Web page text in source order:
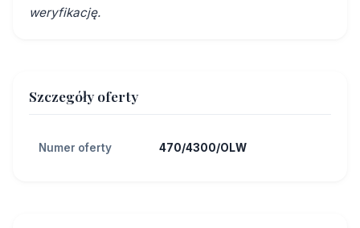
weryfikację.
Szczegóły oferty
Numer oferty 470/4300/OLW